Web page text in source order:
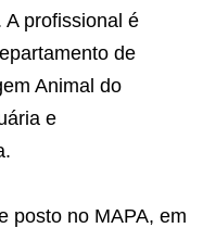
profissional é
de
Animal do
e
posto no MAPA, em